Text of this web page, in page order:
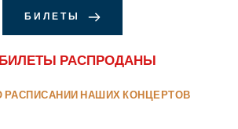
БИЛЕТЫ
РАСПРОДАНЫ
РАСПИСАНИИ НАШИХ КОНЦЕРТОВ